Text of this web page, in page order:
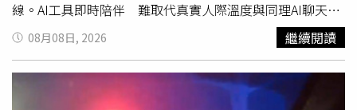
線。AI工具即時陪伴 難取代真實人際溫度與同理AI聊天工
具最大優勢在於即時性，能讓使用者立刻獲得回應並整理混
亂思緒。臺北市政府衛生局表示，心理支持不僅是獲取文字
解答，更涵蓋深層的同理心、眼神交流與信任關係建立。這
些真實互動帶來的情感支持，是現階段AI技術難以取代的價
值。當感到孤單失落時，主動與親友或專業人員建立真實連
08月08日, 2026 繼續閱讀